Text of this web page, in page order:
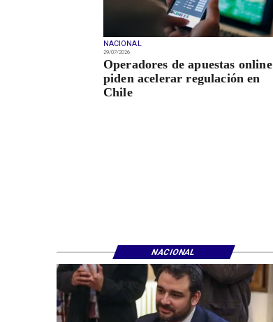
NACIONAL
29/07/2026
Operadores de apuestas online
piden acelerar regulación en
Chile
NACIONAL